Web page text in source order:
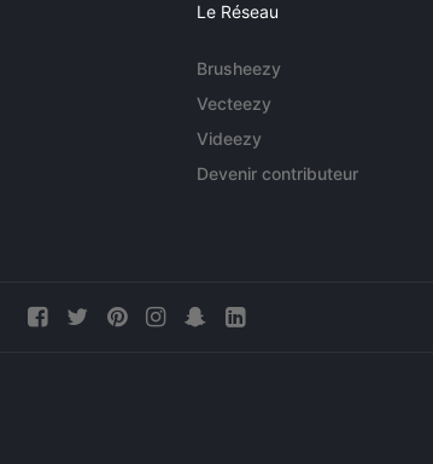
Le Réseau
Brusheezy
Vecteezy
Videezy
Devenir contributeur